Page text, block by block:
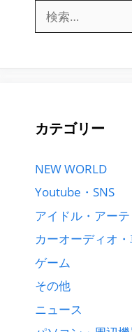
索:
カテゴリー
NEW WORLD
Youtube・SNS
アイドル・アーテ
カーオーディオ
ゲーム
その他
ニュース